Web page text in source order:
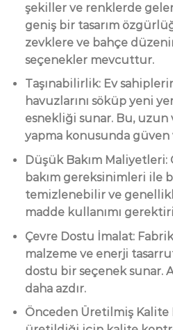
şekiller ve renklerde
geniş bir tasarım
zevklere ve bahçe
seçenekler mevcuttur.
Taşınabilirlik: Ev
havuzlarını söküp yeni
esnekliği sunar. Bu, uzun
yapma konusunda güven
Düşük Bakım
bakım gereksinimleri ile
temizlenebilir ve
madde kullanımı
Çevre Dostu İmalat:
malzeme ve enerji
dostu bir seçenek sunar.
daha azdır.
Önceden Üretilmiş Kalite